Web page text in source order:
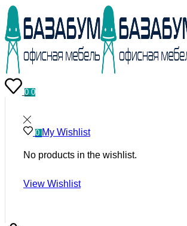
0 0
0 My Wishlist
No products in the wishlist.
View Wishlist